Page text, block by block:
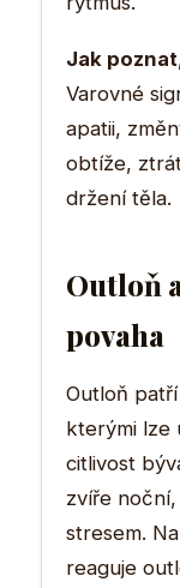
Jak
Varovné
apatii,
obtíže,
držení těla.
Outloň
povaha
Outloň
kterými lze
citlivost
zvíře
stresem.
reaguje